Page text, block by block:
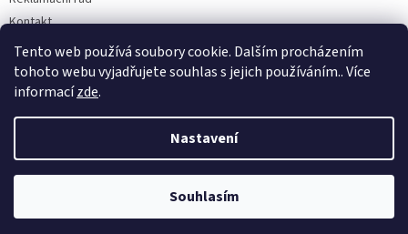
Tento web používá soubory cookie. Dalším procházením
tohoto webu vyjadřujete souhlas s jejich používáním.. Více
informacízde.
Nastavení
Souhlasím
Kontakt
Napište nám
Copyright 2026Dobirkov.cz. Všechna práva vyhrazena.Upravit
nastavení cookies